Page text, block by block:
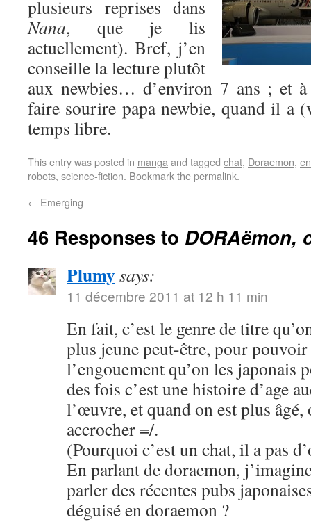
plusieurs reprises dans
Nana, que je lis
actuellement). Bref, j’en
conseille la lecture plutôt
aux newbies… d’environ 7 ans ; et à
faire sourire papa newbie, quand il a
temps libre.
This entry was posted in manga and tagged chat, Doraemon,
robots, science-fiction. Bookmark thepermalink.
← Emerging
46 Responses to DORAëmon,
Plumysays:
11 décembre 2011 at 12 h 11 min
En fait, c’est le genre de titre
plus jeune peut-être, pour
l’engouement qu’on les japonais
des fois c’est une histoire d’age
l’œuvre, et quand on est plus âgé,
accrocher =/.
(Pourquoi c’est un chat, il a pas
En parlant de doraemon,
parler des récentes pubs
déguisé en doraemon ?